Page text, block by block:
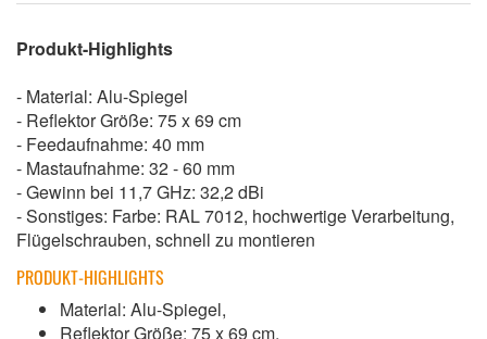
Produkt-Highlights
- Material: Alu-Spiegel
- Reflektor Größe: 75 x 69 cm
- Feedaufnahme: 40 mm
- Mastaufnahme: 32 - 60 mm
- Gewinn bei 11,7 GHz: 32,2 dBi
- Sonstiges: Farbe: RAL 7012, hochwertige Verarbeitung,
Flügelschrauben, schnell zu montieren
PRODUKT-HIGHLIGHTS
Material: Alu-Spiegel,
Reflektor Größe: 75 x 69 cm,